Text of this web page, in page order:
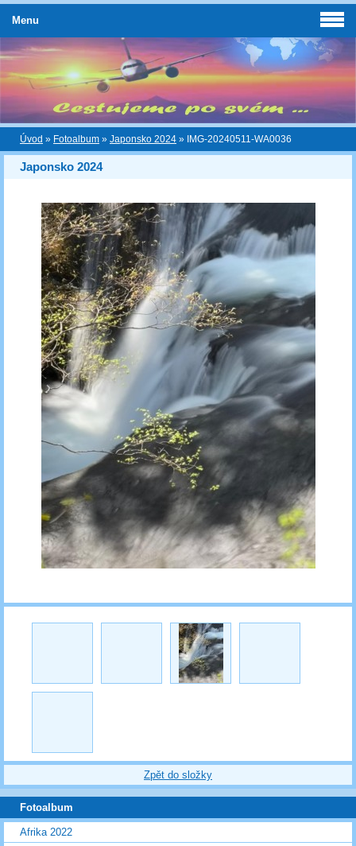
Úvod » Fotoalbum » Japonsko 2024 » IMG-20240511-WA0036
Japonsko 2024
Zpět do složky
Menu
Fotoalbum
Afrika 2022